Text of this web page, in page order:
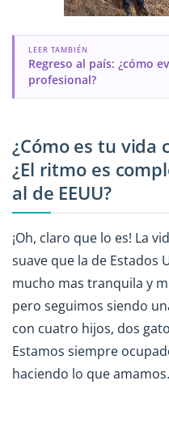
LEER TAMBIÉN
Regreso al país: ¿cómo
profesional?
¿Cómo es tu vida
¿El ritmo es
al de EEUU?
¡Oh, claro que lo es! La
suave que la de Estados
mucho mas tranquila y
pero seguimos siendo
con cuatro hijos, dos
Estamos siempre
haciendo lo que amamos.